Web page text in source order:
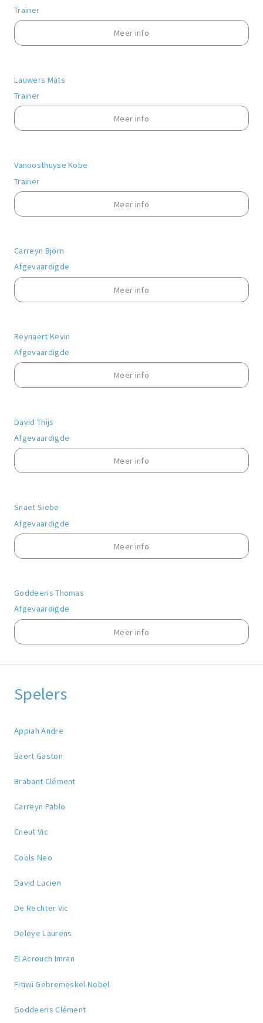
Trainer
Meer info
Lauwers Mats
Trainer
Meer info
Vanoosthuyse Kobe
Trainer
Meer info
Carreyn Björn
Afgevaardigde
Meer info
Reynaert Kevin
Afgevaardigde
Meer info
David Thijs
Afgevaardigde
Meer info
Snaet Siebe
Afgevaardigde
Meer info
Goddeeris Thomas
Afgevaardigde
Meer info
Spelers
Appiah Andre
Baert Gaston
Brabant Clément
Carreyn Pablo
Cneut Vic
Cools Neo
David Lucien
De Rechter Vic
Deleye Laurens
El Acrouch Imran
Fitiwi Gebremeskel Nobel
Goddeeris Clément